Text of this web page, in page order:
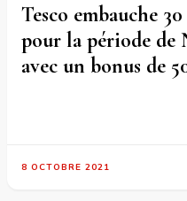
Tesco embauche
pour la période de
avec un bonus de
8 OCTOBRE 2021